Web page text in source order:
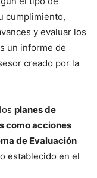
cumplimiento,
y evaluar los
un informe de
creado por la
planes de
como acciones
de Evaluación
establecido en el